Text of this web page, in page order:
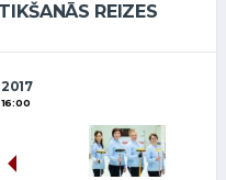
REIZES
16:00